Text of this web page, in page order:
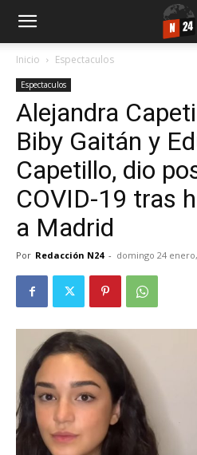
Inicio Espectaculos
Espectaculos
Alejandra
Biby Gaitán y
Capetillo, dio
COVID-19 tras
a Madrid
Por Redacción N24 - domingo 24 enero,